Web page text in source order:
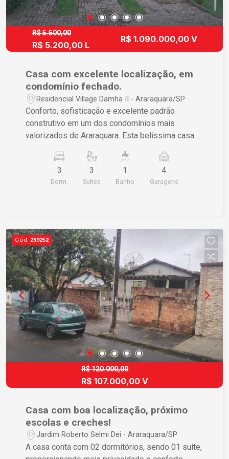
R$ 5.500,00
R$ 5.200,00 L
R$ 1.090.000,00 V
Casa com excelente localização, em
condomínio fechado.
Residencial Village Damha II - Araraquara/SP
Conforto, sofisticação e excelente padrão
construtivo em um dos condomínios mais
valorizados de Araraquara. Esta belíssima casa
terreno de 275 m², com projeto moderno,
ambientes amplos e acabamentos de alta
qualidade. Destaques do imóvel: - 03 suítes,
ideal para home office - Cozinha integrada e
funcional - Armários planejados em diversos
ambientes - Espaço gourmet com churrasqueira,
perfeito para receber familiares e amigos -
Garagem para 04 veículos, sendo 02 vagas
cobertas Diferenciais construtivos: - Construção
em alvenaria tradicional - Piso em porcelanato -
Esquadrias de alumínio premium - Cobertura com
telhado galvanizado e telhas tipo sanduíche,
oferecendo maior conforto térmico e
durabilidade. Oportunidade única para morar com
qualidade de vida ou realizar um excelente
investimento. Entre em contato para mais
3
Dorm.
3
Suítes
1
Banho
4
Garagens
Cód. 239252
R$ 120.000,00
R$ 107.000,00 V
Casa com boa localização, próximo
escolas e creches!
Jardim Roberto Selmi Dei - Araraquara/SP
A casa conta com 02 dormitórios, sendo 01 suíte,